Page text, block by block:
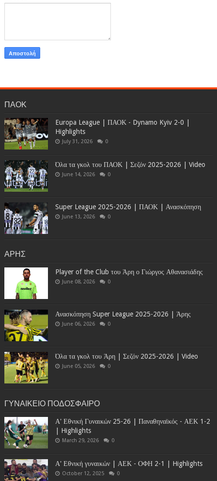
ΠΑΟΚ
Europa League | ΠΑΟΚ - Dynamo Kyiv 2-0 |
Highlights
July 31, 2026 0
Όλα τα γκολ του ΠΑΟΚ | Σεζόν 2025-2026 | Video
June 14, 2026 0
Super League 2025-2026 | ΠΑΟΚ | Ανασκόπηση
June 13, 2026 0
ΑΡΗΣ
Player of the Club του Άρη ο Γιώργος Αθανασιάδης
June 08, 2026 0
Ανασκόπηση Super League 2025-2026 | Άρης
June 06, 2026 0
Όλα τα γκολ του Άρη | Σεζόν 2025-2026 | Video
June 05, 2026 0
ΓΥΝΑΙΚΕΙΟ ΠΟΔΟΣΦΑΙΡΟ
Α' Εθνική Γυναικών 25-26 | Παναθηναϊκός - ΑΕΚ 1-2
| Highlights
March 29, 2026 0
Α' Εθνική γυναικών | ΑΕΚ - ΟΦΗ 2-1 | Highlights
October 12, 2025 0